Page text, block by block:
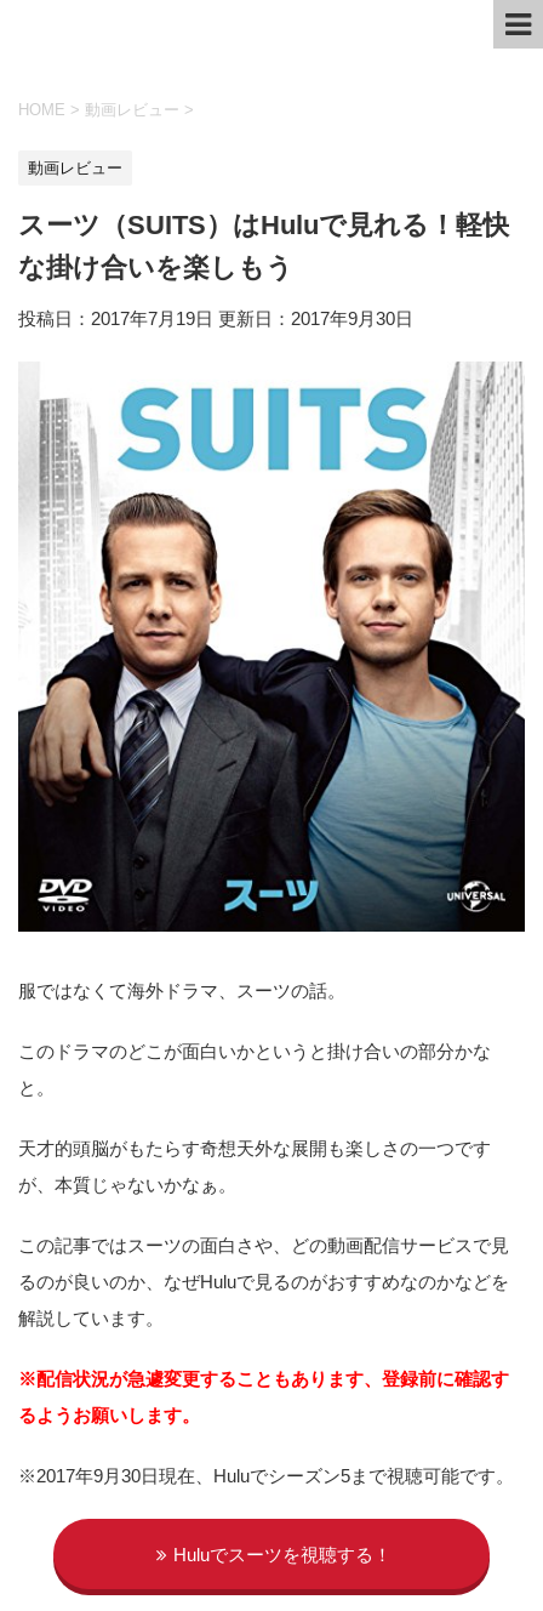
HOME > 動画レビュー >
動画レビュー
スーツ（SUITS）はHuluで見れる！軽快
な掛け合いを楽しもう
投稿日：2017年7月19日 更新日： 2017年9月30日
服ではなくて海外ドラマ、スーツの話。
このドラマのどこが面白いかというと掛け合いの部分かな
と。
天才的頭脳がもたらす奇想天外な展開も楽しさの一つです
が、本質じゃないかなぁ。
この記事ではスーツの面白さや、どの動画配信サービスで見
るのが良いのか、なぜHuluで見るのがおすすめなのかなどを
解説しています。
※配信状況が急遽変更することもあります、登録前に確認す
るようお願いします。
※2017年9月30日現在、Huluでシーズン5まで視聴可能です。
Huluでスーツを視聴する！